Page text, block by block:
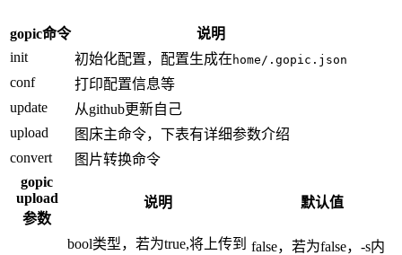
gopic命令
说明
init
初始化配置，配置生成在 home/.gopic.json
conf
打印配置信息等
update
从github更新自己
upload
图床主命令，下表有详细参数介绍
convert
图片转换命令
gopic
upload
参数
说明 默认值
bool类型，若为true,将上传到 false，若为false，-s内